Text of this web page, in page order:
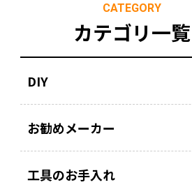
CATEGORY
カテゴリ一覧
DIY
お勧めメーカー
工具のお手入れ